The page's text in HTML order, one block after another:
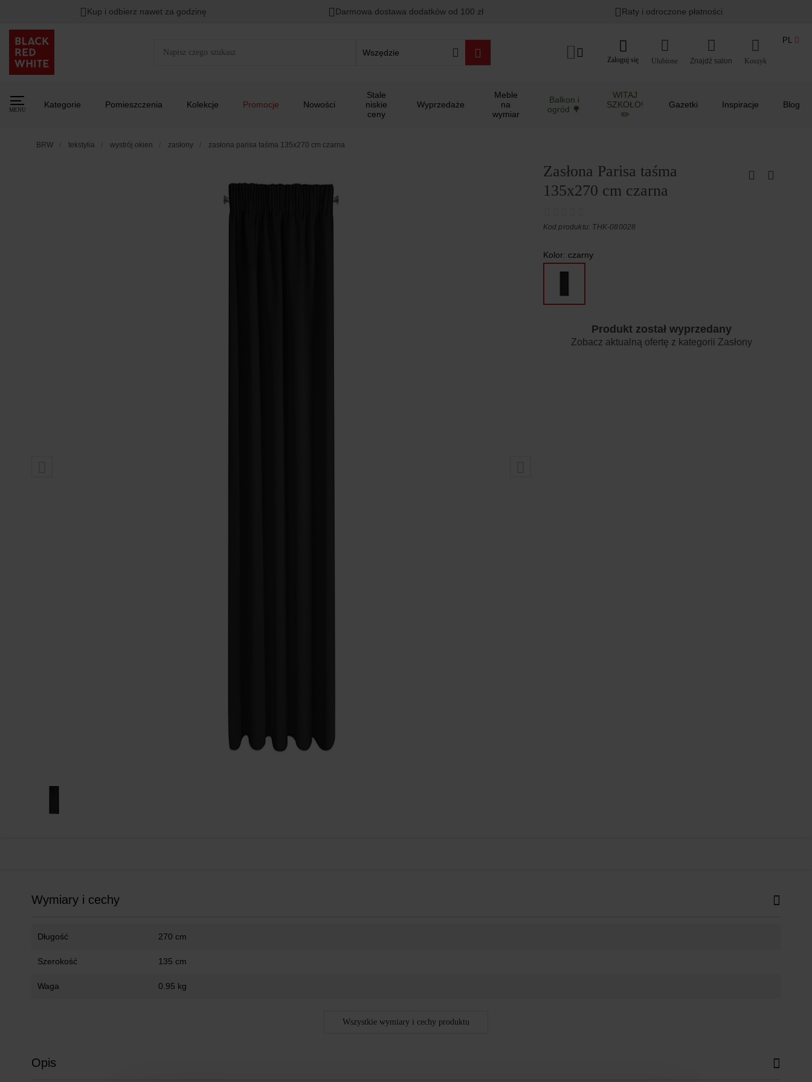
Kup i odbierz nawet za godzinę Darmowa dostawa dodatków od 100 zł Raty i odroczone płatności
Wszędzie
Zaloguj się Ulubione Koszyk
PL
MENU
Kategorie Pomieszczenia Kolekcje Promocje Nowości
Stale
niskie
ceny
Wyprzedaże
Meble
na
wymiar
Balkon i
ogród 🌳
WITAJ
SZKOŁO!
✏️
Gazetki Inspiracje Blog
BRW tekstylia wystrój okien zasłony zasłona parisa taśma 135x270 cm czarna
Zasłona Parisa taśma
135x270 cm czarna
Kod produktu: THK-080028
Kolor: czarny
Produkt został wyprzedany
Zobacz aktualną ofertę z kategorii Zasłony
Wymiary i cechy
Długość 270 cm
Szerokość 135 cm
Waga 0.95 kg
Wszystkie wymiary i cechy produktu
Opis